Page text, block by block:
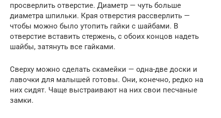
просверлить отверстие. Диаметр — чуть больше
диаметра шпильки. Края отверстия рассверлить —
чтобы можно было утопить гайки с шайбами. В
отверстие вставить стержень, с обоих концов надеть
шайбы, затянуть все гайками.
Сверху можно сделать скамейки — одна-две доски и
лавочки для малышей готовы. Они, конечно, редко на
них сидят. Чаще выстраивают на них свои песчаные
замки.